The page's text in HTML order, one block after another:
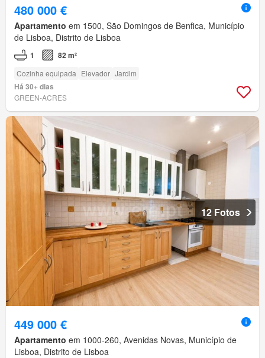
480 000 €
Apartamento em 1500, São Domingos de Benfica, Município
de Lisboa, Distrito de Lisboa
1 82 m²
Cozinha equipada Elevador Jardim
Há 30+ dias
GREEN-ACRES
12 Fotos
449 000 €
Apartamento em 1000-260, Avenidas Novas, Município de
Lisboa, Distrito de Lisboa